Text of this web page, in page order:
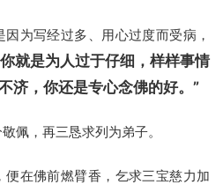
为写经过多、用心过度而受病，
你就是为人过于仔细，样样事情
济，你还是专心念佛的好。”
佩，再三恳求列为弟子。
便在佛前燃臂香，乞求三宝慈力加